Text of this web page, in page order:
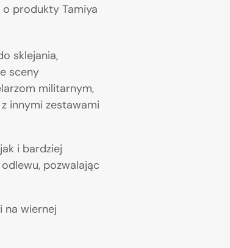
o produkty Tamiya
sklejania,
sceny
militarnym,
innymi zestawami
i bardziej
pozwalając
na wiernej